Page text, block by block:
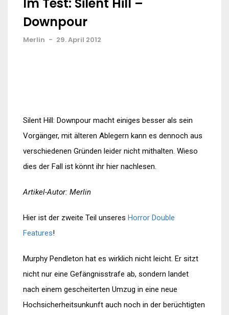
Downpour
Merlin - 29. April 2012
Silent Hill: Downpour macht einiges besser als sein
Vorgänger, mit älteren Ablegern kann es dennoch aus
verschiedenen Gründen leider nicht mithalten. Wieso
dies der Fall ist könnt ihr hier nachlesen.
Artikel-Autor: Merlin
Hier ist der zweite Teil unseres Horror Double
Features!
Murphy Pendleton hat es wirklich nicht leicht. Er sitzt
nicht nur eine Gefängnisstrafe ab, sondern landet
nach einem gescheiterten Umzug in eine neue
Hochsicherheitsunkunft auch noch in der berüchtigten